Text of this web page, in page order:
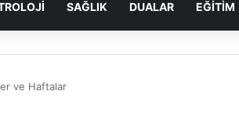
SAĞLIK DUALAR EĞITIM
ve Haftalar